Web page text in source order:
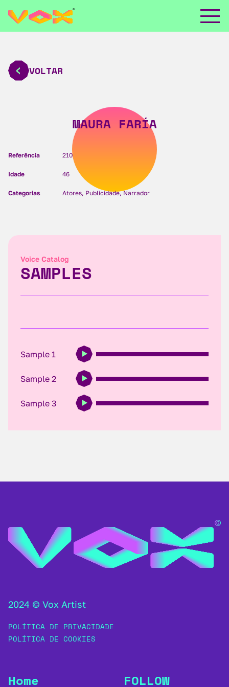
VOLTAR
MAURA FARÍA
Referência 210
Idade 46
Categorias Atores, Publicidade, Narrador
Voice Catalog
SAMPLES
Sample 1
Sample 2
Sample 3
2024 © Vox Artist
POLÍTICA DE PRIVACIDADE
POLÍTICA DE COOKIES
Home FOLLOW